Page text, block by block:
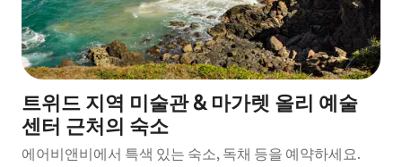
트위드 지역 미술관 & 마가렛 올리 예술
센터 근처의 숙소
에어비앤비에서 특색 있는 숙소, 독채 등을 예약하세요.